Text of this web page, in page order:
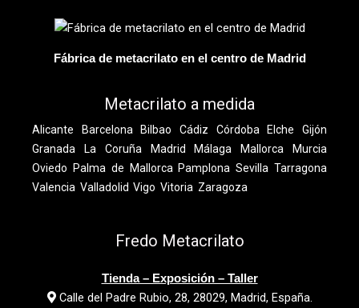
Fábrica de metacrilato en el centro de Madrid
Metacrilato a medida
Alicante Barcelona Bilbao Cádiz Córdoba Elche
Gijón
Granada
La Coruña Madrid Málaga Mallorca
Murcia
Oviedo
Palma de Mallorca Pamplona Sevilla Tarragona
Valencia Valladolid Vigo Vitoria Zaragoza
Fredo Metacrilato
Tienda – Exposición – Taller
Calle del Padre Rubio, 28, 28029, Madrid, España.